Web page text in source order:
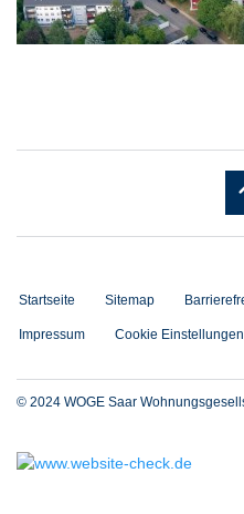
Startseite Sitemap
Impressum Cookie Einstellungen
© 2024 WOGE Saar